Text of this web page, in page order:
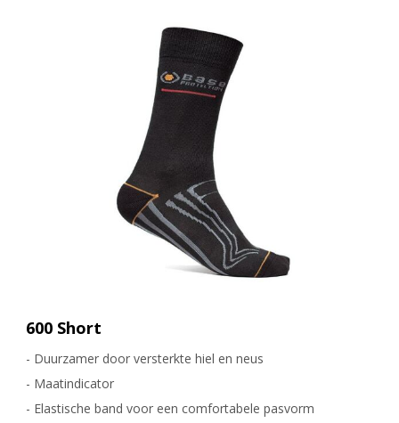
600 Short
- Duurzamer door versterkte hiel en neus
- Maatindicator
- Elastische band voor een comfortabele pasvorm